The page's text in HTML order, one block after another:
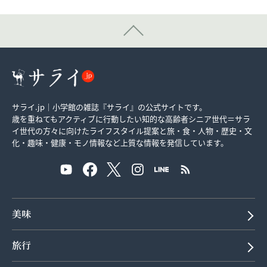
サライ.jp｜小学館の雑誌『サライ』の公式サイトです。
歳を重ねてもアクティブに行動したい知的な高齢者シニア世代＝サラ
イ世代の方々に向けたライフスタイル提案と旅・食・人物・歴史・文
化・趣味・健康・モノ情報など上質な情報を発信しています。
美味
旅行